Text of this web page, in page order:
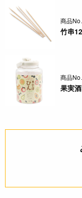
商品No.
竹串
商品No.
果実